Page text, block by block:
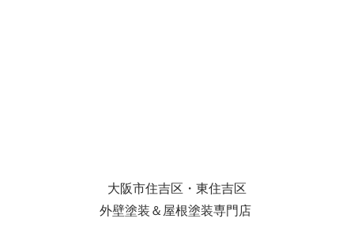
大阪市住吉区・東住吉区
外壁塗装＆屋根塗装専門店